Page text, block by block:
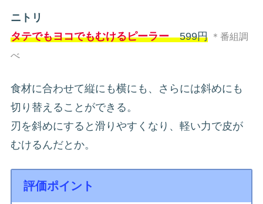
ニトリ
タテでもヨコでもむけるピーラー599円 ＊番組調
べ
食材に合わせて縦にも横にも、さらには斜めにも
切り替えることができる。
刃を斜めにすると滑りやすくなり、軽い力で皮が
むけるんだとか。
評価ポイント